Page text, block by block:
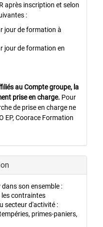
après inscription et selon
:
jour de formation à
jour de formation en
au Compte groupe, la
prise en charge. Pour
de prise en charge ne
EP, Coorace Formation
son ensemble :
les contraintes
secteur d'activité :
primes-paniers,